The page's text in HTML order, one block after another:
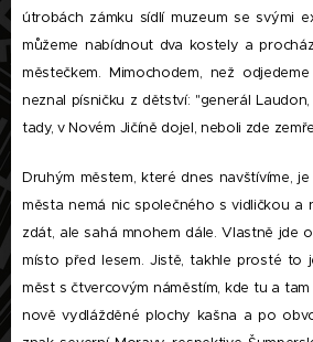
útrobách zámku sídlí muzeum se svými
můžeme nabídnout dva kostely a
městečkem. Mimochodem, než
neznal písničku z dětství: "generál Laudon,
tady, v Novém Jičíně dojel, neboli zde
Druhým městem, které dnes navštívíme,
města nemá nic společného s vidličkou a
zdát, ale sahá mnohem dále. Vlastně jde
místo před lesem. Jistě, takhle prosté to
měst s čtvercovým náměstím, kde tu a
nově vydlážděné plochy kašna a po